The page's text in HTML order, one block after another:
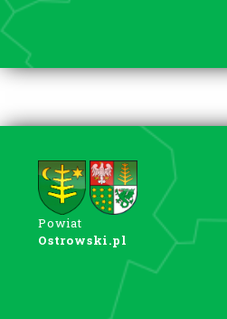
Powiat
Ostrowski.pl